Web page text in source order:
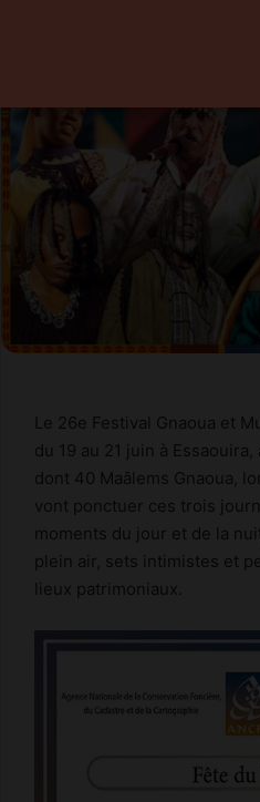
Le 26e Festival Gnaoua et
du 19 au 21 juin à
dont 40 Maâlems Gnaoua,
vont ponctuer ces trois
moments du jour et de la
plein air, sets intimistes et
lieux patrimoniaux.